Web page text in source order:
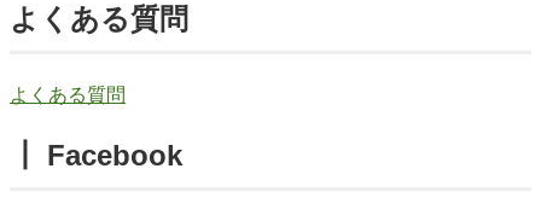
よくある質問
よくある質問
┃ Facebook